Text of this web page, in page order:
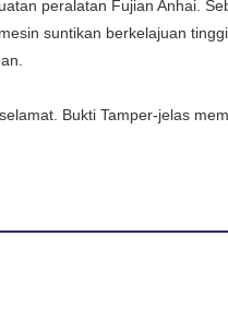
peralatan Fujian Anhai.
suntikan berkelajuan
Bukti Tamper-jelas